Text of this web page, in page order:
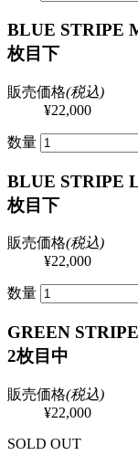
BLUE STRIPE
枚目下
販売価格(税込)
¥22,000
数量
BLUE STRIPE
枚目下
販売価格(税込)
¥22,000
数量
GREEN
2枚目中
販売価格(税込)
¥22,000
SOLD OUT